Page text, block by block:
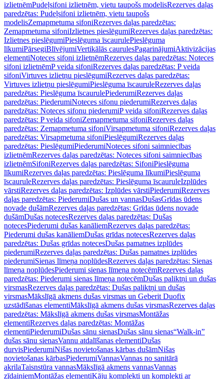
izlietnēmPudeļsifoni izlietnēm, vietu taupošs modelisRezerves daļas
paredzētas: Pudeļsifoni izlietnēm, vietu taupošs
modelisZemapmetuma sifoniRezerves daļas paredzētas:
Zemapmetuma sifoniIzlietnes pieslēgumiRezerves daļas paredzētas:
Izlietnes pieslēgumiPieslēguma īscaurulePieslēguma
līkumiPārsegiBlīvējumiVertikālās caurulesPagarinājumiAktivizācijas
elementiNoteces sifoni izlietnēmRezerves daļas paredzētas: Noteces
sifoni izlietnēmP veida sifoniRezerves daļas paredzētas: P veida
sifoniVirtuves izlietņu pieslēgumiRezerves daļas paredzētas:
Virtuves izlietņu pieslēgumiPieslēguma īscauruleRezerves daļas
paredzētas: Pieslēguma īscaurulePiederumiRezerves daļas
paredzētas: PiederumiNoteces sifonu piederumiRezerves daļas
paredzētas: Noteces sifonu piederumiP veida sifoniRezerves daļas
paredzētas: P veida sifoniZemapmetuma sifoniRezerves daļas
paredzētas: Zemapmetuma sifoniVirsapmetuma sifoniRezerves daļas
paredzētas: Virsapmetuma sifoniPieslēgumiRezerves daļas
paredzētas: PieslēgumiPiederumiNoteces sifoni saimniecības
izlietnēmRezerves daļas paredzētas: Noteces sifoni saimniecības
izlietnēmSifoniRezerves daļas paredzētas: SifoniPieslēguma
līkumiRezerves daļas paredzētas: Pieslēguma līkumiPieslēguma
īscauruleRezerves daļas paredzētas: Pieslēguma īscauruleIzplūdes
vārstiRezerves daļas paredzētas: Izplūdes vārstiPiederumiRezerves
daļas paredzētas: PiederumiDušas un vannasDušasGrīdas ūdens
novade dušāmRezerves daļas paredzētas: Grīdas ūdens novade
dušāmDušas notecesRezerves daļas paredzētas: Dušas
notecesPiederumi dušas kanāliemRezerves daļas paredzētas:
Piederumi dušas kanāliemDušas grīdas notecesRezerves daļas
paredzētas: Dušas grīdas notecesDušas pamatnes izplūdes
piederumiRezerves daļas paredzētas: Dušas pamatnes izplūdes
piederumiSienas līmeņa noplūdesRezerves daļas paredzētas: Sienas
līmeņa noplūdesPiederumi sienas līmeņa notecēmRezerves daļas
paredzētas: Piederumi sienas līmeņa notecēmDušas paliktņi un dušas
virsmasRezerves daļas paredzētas: Dušas paliktņi un dušas
virsmasMākslīgā akmens dušas virsmas un Geberit Duofix
uzstādīšanas elementiMākslīgā akmens dušas virsmasRezerves daļas
paredzētas: Mākslīgā akmens dušas virsmasMontāžas
elementiRezerves daļas paredzētas: Montāžas
elementiPiederumiDušas sānu sienasDušas sānu sienas“Walk-in”
dušas sānu sienasVannu atdalīšanas elementiDušas
durvisPiederumiNišas novietošanas kārbas dušāmNišas
novietošanas kārbasPiederumiVannasVannas no sanitārā
akrilaTaisnstūra vannasMākslīgā akmens vannasVannas
zīdaiņiemMontāžas elementiKāju komplekti un komplekti ar